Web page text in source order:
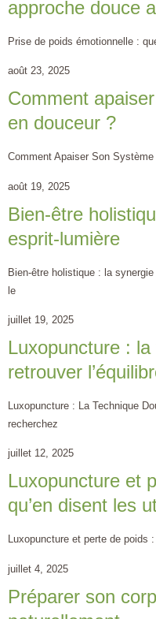
approche douce
Prise de poids émotionnelle :
août 23, 2025
Comment
en douceur ?
Comment Apaiser Son
août 19, 2025
Bien-être
esprit-lumière
Bien-être holistique : la
le
juillet 19, 2025
Luxopuncture :
retrouver
Luxopuncture : La Technique
recherchez
juillet 12, 2025
Luxopuncture et
qu’en disent les
Luxopuncture et perte de poids
juillet 4, 2025
Préparer son